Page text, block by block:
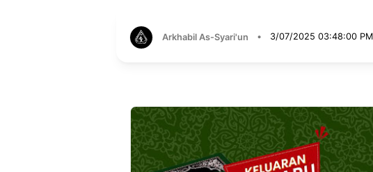
Arkhabil As-Syari'un • 3/07/2025 03:48:00 PM